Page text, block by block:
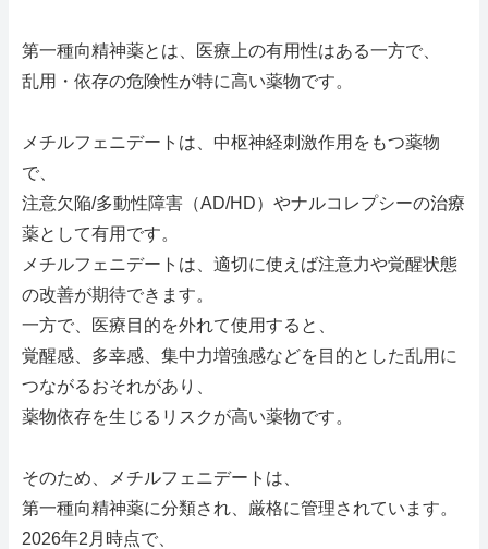
第一種向精神薬とは、医療上の有用性はある一方で、
乱用・依存の危険性が特に高い薬物です。
メチルフェニデートは、中枢神経刺激作用をもつ薬物
で、
注意欠陥/多動性障害（AD/HD）やナルコレプシーの治療
薬として有用です。
メチルフェニデートは、適切に使えば注意力や覚醒状態
の改善が期待できます。
一方で、医療目的を外れて使用すると、
覚醒感、多幸感、集中力増強感などを目的とした乱用に
つながるおそれがあり、
薬物依存を生じるリスクが高い薬物です。
そのため、メチルフェニデートは、
第一種向精神薬に分類され、厳格に管理されています。
2026年2月時点で、